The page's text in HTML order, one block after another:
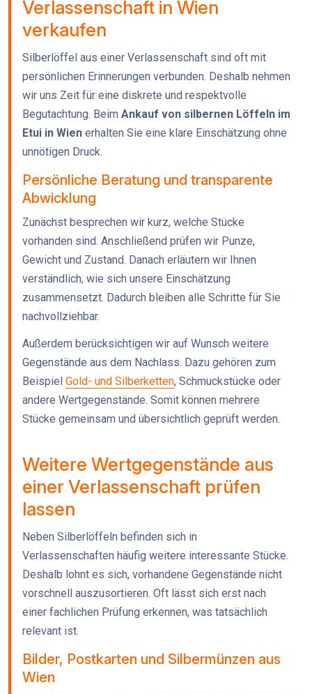
Verlassenschaft in Wien
verkaufen
Silberlöffel aus einer Verlassenschaft sind oft mit
persönlichen Erinnerungen verbunden. Deshalb nehmen
wir uns Zeit für eine diskrete und respektvolle
Begutachtung. Beim Ankauf von silbernen Löffeln im
Etui in Wien erhalten Sie eine klare Einschätzung ohne
unnötigen Druck.
Persönliche Beratung und transparente
Abwicklung
Zunächst besprechen wir kurz, welche Stücke
vorhanden sind. Anschließend prüfen wir Punze,
Gewicht und Zustand. Danach erläutern wir Ihnen
verständlich, wie sich unsere Einschätzung
zusammensetzt. Dadurch bleiben alle Schritte für Sie
nachvollziehbar.
Außerdem berücksichtigen wir auf Wunsch weitere
Gegenstände aus dem Nachlass. Dazu gehören zum
Beispiel Gold- und Silberketten, Schmuckstücke oder
andere Wertgegenstände. Somit können mehrere
Stücke gemeinsam und übersichtlich geprüft werden.
Weitere Wertgegenstände aus
einer Verlassenschaft prüfen
lassen
Neben Silberlöffeln befinden sich in
Verlassenschaften häufig weitere interessante Stücke.
Deshalb lohnt es sich, vorhandene Gegenstände nicht
vorschnell auszusortieren. Oft lässt sich erst nach
einer fachlichen Prüfung erkennen, was tatsächlich
relevant ist.
Bilder, Postkarten und Silbermünzen aus
Wien